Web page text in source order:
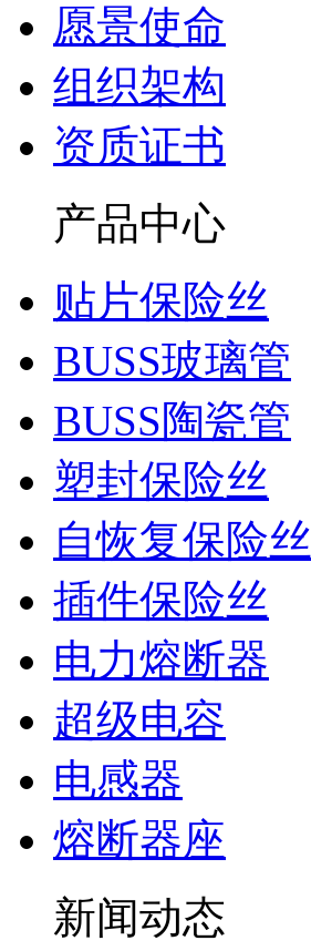
愿景使命
组织架构
资质证书
产品中心
贴片保险丝
BUSS玻璃管
BUSS陶瓷管
塑封保险丝
自恢复保险丝
插件保险丝
电力熔断器
超级电容
电感器
熔断器座
新闻动态